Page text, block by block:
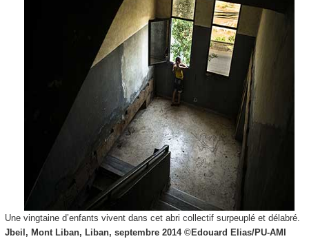
Une vingtaine d’enfants vivent dans cet abri collectif surpeuplé et délabré.
Jbeil, Mont Liban, Liban, septembre 2014 ©Edouard Elias/PU-AMI